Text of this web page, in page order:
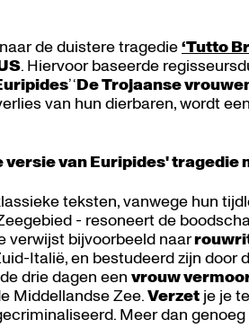
de duistere tragedie‘Tutto
. Hiervoor baseerde
’ ‘De Trojaanse
van hun dierbaren, wordt
van Euripides' tragedie
teksten, vanwege hun
- resoneert de
verwijst bijvoorbeeld naar
Italië, en bestudeerd zijn door
drie dagen een vrouw
Middellandse Zee.Verzet je je
Meer dan